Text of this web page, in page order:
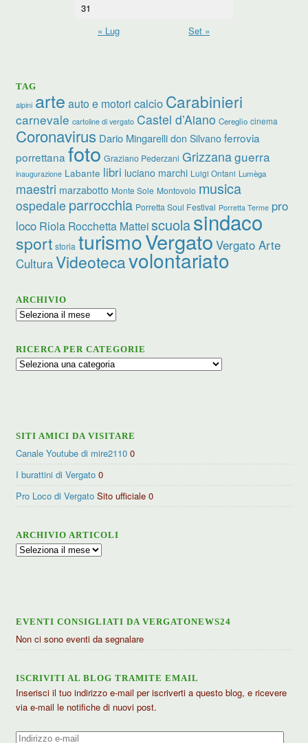
31
« Lug
Set »
TAG
alpini arte auto e motori calcio Carabinieri
carnevale cartoline di vergato Castel d’Aiano Cereglio cinema
Coronavirus Dario Mingarelli don Silvano ferrovia
porrettana foto Graziano Pederzani Grizzanaguerra
inaugurazione Labante libri luciano marchi Luigi Ontani Lumèga
maestri marzabotto Monte Sole Montovolo musica
ospedale parrocchia Porretta Soul Festival Porretta Terme pro
loco Riola Rocchetta Matteiscuolasindaco
sport storia turismoVergato Vergato Arte
CulturaVideotecavolontariato
ARCHIVIO
Archivio
RICERCA PER CATEGORIE
Ricerca
SITI AMICI DA VISITARE
Canale Youtube di mire2110 0
I burattini di Vergato 0
Pro Loco di Vergato Sito ufficiale 0
ARCHIVIO ARTICOLI
Archivio
EVENTI CONSIGLIATI DA VERGATONEWS24
Non ci sono eventi da segnalare
ISCRIVITI AL BLOG TRAMITE EMAIL
Inserisci il tuo indirizzo e-mail per iscriverti a questo blog, e ricevere
via e-mail le notifiche di nuovi post.
Indirizzo